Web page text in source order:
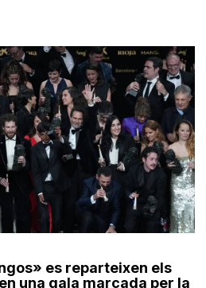
es reparteixen els
una gala marcada per la